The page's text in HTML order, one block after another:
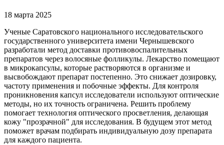
18 марта 2025
Ученые Саратовского национального исследовательского
государственного университета имени Чернышевского
разработали метод доставки противовоспалительных
препаратов через волосяные фолликулы. Лекарство помещают
в микрокапсулы, которые растворяются в организме и
высвобождают препарат постепенно. Это снижает дозировку,
частоту применения и побочные эффекты. Для контроля
проникновения капсул исследователи используют оптические
методы, но их точность ограничена. Решить проблему
помогает технология оптического просветления, делающая
кожу "прозрачной" для исследования. В будущем этот метод
поможет врачам подбирать индивидуальную дозу препарата
для каждого пациента.